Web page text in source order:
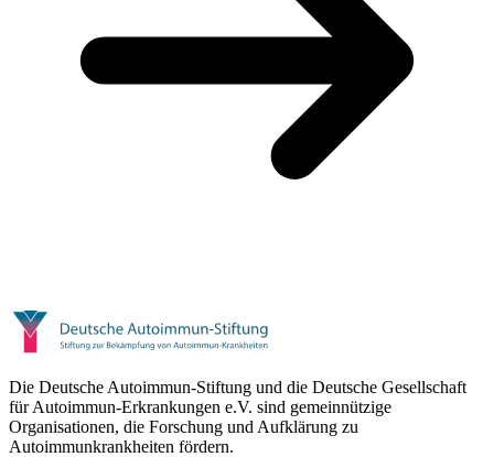
Die Deutsche Autoimmun-Stiftung und die Deutsche Gesellschaft
für Autoimmun-Erkrankungen e.V. sind gemeinnützige
Organisationen, die Forschung und Aufklärung zu
Autoimmunkrankheiten fördern.